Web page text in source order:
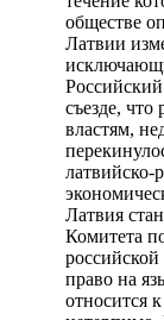
обществе
Латвии
съезде,
властям,
латвийско-
Латвия
Комитета
право на
относится